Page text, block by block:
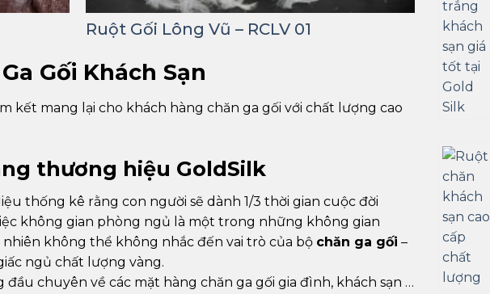
Ruột Gối Lông Vũ – RCLV 01
Gối Khách Sạn
kết mang lại cho khách hàng chăn ga gối với chất lượng cao
thương hiệu GoldSilk
thống kê rằng con người sẽ dành 1/3 thời gian cuộc đời
không gian phòng ngủ là một trong những không gian
không thể không nhắc đến vai trò của bộ chăn ga gối –
ngủ chất lượng vàng.
chuyên về các mặt hàng chăn ga gối gia đình, khách sạn …